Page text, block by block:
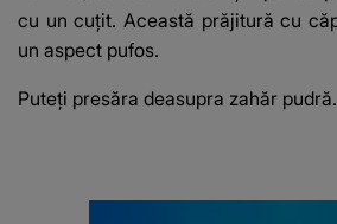
cu un cuțit. Această prăjitură cu
un aspect pufos.
Puteți presăra deasupra zahăr